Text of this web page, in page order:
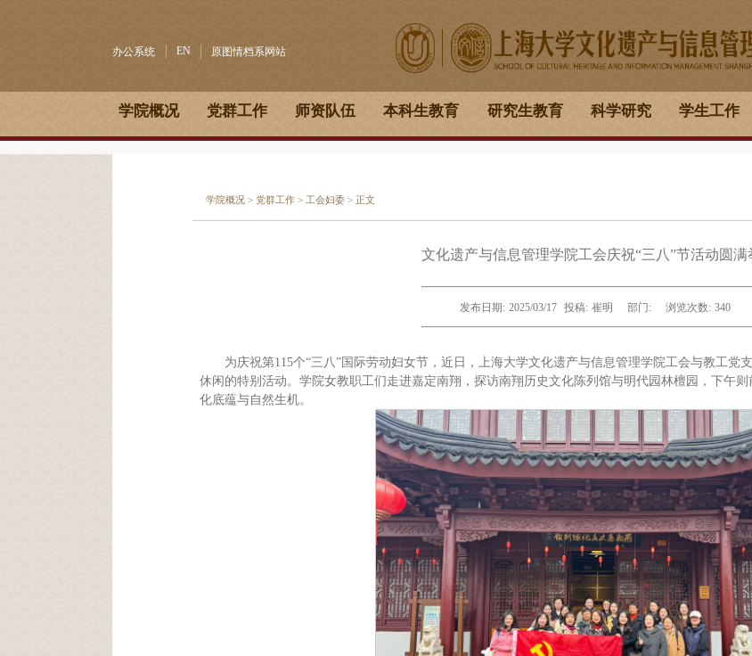
办公系统 EN 原图情档系网站
学院概况 党群工作 师资队伍 本科生教育 研究生教育 科学研究 学生工作
学院概况 >党群工作 >工会妇委 > 正文
文化遗产与信息管理学院工会庆祝“三八”节活动圆满
发布日期: 2025/03/17 投稿: 崔明 部门: 浏览次数: 340
为庆祝第115个“三八”国际劳动妇女节，近日，上海大学文化遗产与信息管理学院工会与教工党
休闲的特别活动。学院女教职工们走进嘉定南翔，探访南翔历史文化陈列馆与明代园林檀园，下午
化底蕴与自然生机。